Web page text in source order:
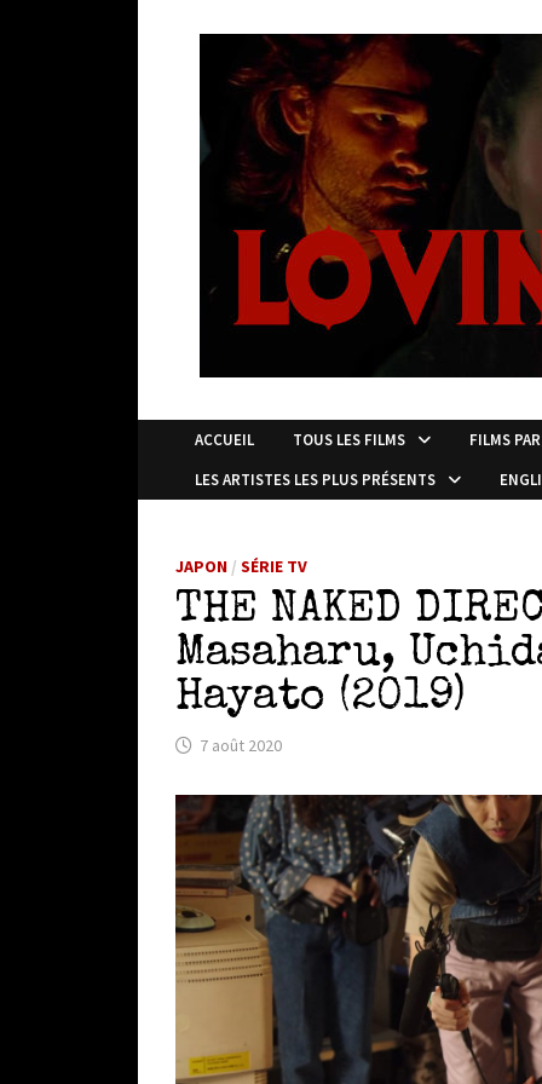
ACCUEIL TOUS LES FILMS
FILMS
LES ARTISTES LES PLUS PRÉSENTS
JAPON /SÉRIE TV
THE NAKED
Masaharu,
Hayato (2019)
7 août 2020